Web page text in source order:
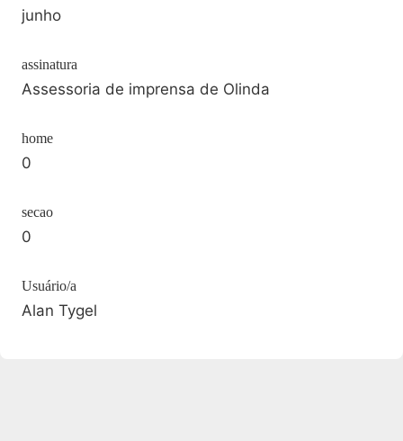
junho
assinatura
Assessoria de imprensa de Olinda
home
0
secao
0
Usuário/a
Alan Tygel